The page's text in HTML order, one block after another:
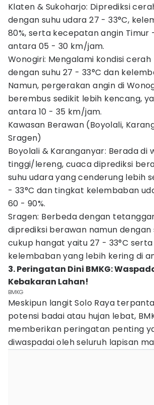
Klaten & Sukoharjo: Diprediksi
dengan suhu udara 27 - 33°C,
80%, serta kecepatan angin Timur
antara 05 - 30 km/jam.
Wonogiri: Mengalami kondisi
dengan suhu 27 - 33°C dan
Namun, pergerakan angin di
berembus sedikit lebih kencang,
antara 10 - 35 km/jam.
Kawasan Berawan (Boyolali,
Sragen)
Boyolali & Karanganyar: Berada di
tinggi/lereng, cuaca diprediksi
suhu udara yang cenderung lebih
- 33°C dan tingkat kelembaban
60 - 90%.
Sragen: Berbeda dengan
diprediksi berawan namun dengan
cukup hangat yaitu 27 - 33°C
kelembaban yang lebih kering di
3. Peringatan Dini BMKG:
Kebakaran Lahan!
BMKG
Meskipun langit Solo Raya
potensi badai atau hujan lebat,
memberikan peringatan penting
diwaspadai oleh seluruh lapisan